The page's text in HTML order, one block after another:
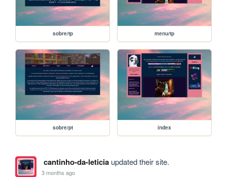
sobre/tp menu/tp
sobre/pt index
cantinho-da-leticiaupdated their site.
3 months ago